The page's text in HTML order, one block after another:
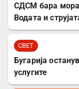
СДСМ бара
Водата и
СВЕТ
Бугарија
услугите